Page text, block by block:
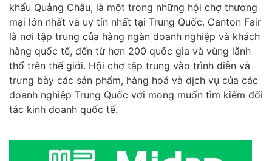
khẩu Quảng Châu, là một trong những hội chợ thương
mại lớn nhất và uy tín nhất tại Trung Quốc. Canton Fair
là nơi tập trung của hàng ngàn doanh nghiệp và khách
hàng quốc tế, đến từ hơn 200 quốc gia và vùng lãnh
thổ trên thế giới. Hội chợ tập trung vào trình diễn và
trưng bày các sản phẩm, hàng hoá và dịch vụ của các
doanh nghiệp Trung Quốc với mong muốn tìm kiếm đối
tác kinh doanh quốc tế.